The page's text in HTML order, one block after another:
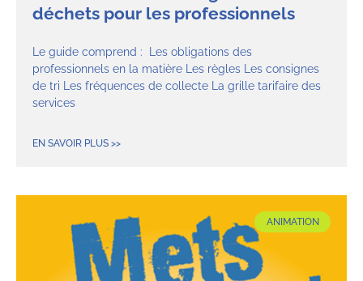
déchets pour les professionnels
Le guide comprend : Les obligations des
professionnels en la matière Les règles Les consignes
de tri Les fréquences de collecte La grille tarifaire des
services
EN SAVOIR PLUS >>
ANIMATION